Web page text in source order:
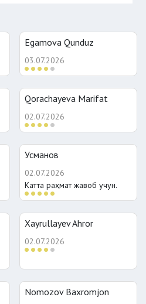
Egamova Qunduz
03.07.2026
Qorachayeva Marifat
02.07.2026
Усманов
02.07.2026
Катта раҳмат жавоб учун.
Xayrullayev Ahror
02.07.2026
Nomozov Baxromjon